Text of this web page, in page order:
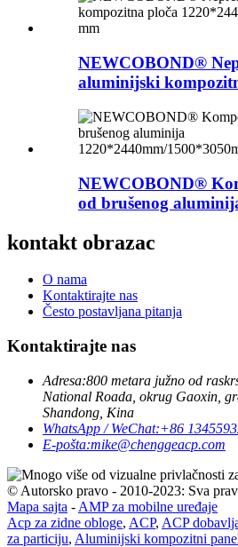
NEWCOBOND®
aluminijski
NEWCOBOND®
od brušenog
kontakt obrazac
O nama
Kontaktirajte nas
Često postavljana pitanja
Kontaktirajte nas
Adresa:800 metara južno od
National Roada, okrug Gaoxin,
Shandong, Kina
WhatsApp / WeChat:+86
E-pošta:mike@chenggeacp.com
© Autorsko pravo - 2010-2023: Sva
Mapa sajta - AMP za mobilne uređaje
Acp za zidne obloge, ACP, ACP
za particiju, Aluminijski kompozitni